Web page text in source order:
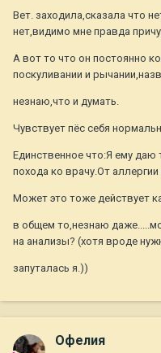
Вет. заходила,сказала что
нет,видимо мне правда
А вот то что он постоянно
поскуливании и
незнаю,что и думать.
Чувствует пёс себя
Единственное что:Я ему даю
похода ко врачу.От
Может это тоже действует
в общем то,незнаю
на анализы? (хотя вроде
запуталась я.))
Офелия